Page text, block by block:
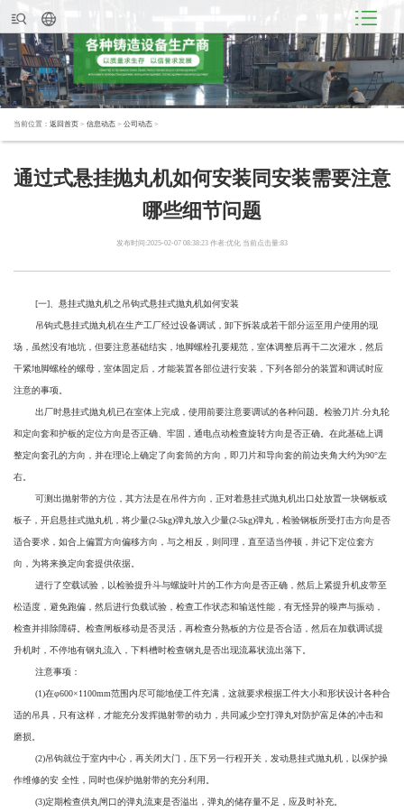
当前位置： 返回首页 > 信息动态 > 公司动态 >
通过式悬挂抛丸机如何安装同安装需要注意
哪些细节问题
发布时间:2025-02-07 08:38:23 作者:优化 当前点击量:83
[一]、悬挂式抛丸机之吊钩式悬挂式抛丸机如何安装
吊钩式悬挂式抛丸机在生产工厂经过设备调试，卸下拆装成若干部分运至用户使用的现
场，虽然没有地坑，但要注意基础结实，地脚螺栓孔要规范，室体调整后再干二次灌水，然后
干紧地脚螺栓的螺母，室体固定后，才能装置各部位进行安装，下列各部分的装置和调试时应
注意的事项。
出厂时悬挂式抛丸机已在室体上完成，使用前要注意要调试的各种问题。检验刀片.分丸轮
和定向套和护板的定位方向是否正确、牢固，通电点动检查旋转方向是否正确。在此基础上调
整定向套孔的方向，并在理论上确定了向套筒的方向，即刀片和导向套的前边夹角大约为90°左
右。
可测出抛射带的方位，其方法是在吊件方向，正对着悬挂式抛丸机出口处放置一块钢板或
板子，开启悬挂式抛丸机，将少量(2-5kg)弹丸放入少量(2-5kg)弹丸，检验钢板所受打击方向是否
适合要求，如合上偏置方向偏移方向，与之相反，则同理，直至适当停顿，并记下定位套方
向，为将来换定向套提供依据。
进行了空载试验，以检验提升斗与螺旋叶片的工作方向是否正确，然后上紧提升机皮带至
松适度，避免跑偏，然后进行负载试验，检查工作状态和输送性能，有无怪异的噪声与振动，
检查并排除障碍。检查闸板移动是否灵活，再检查分熟板的方位是否合适，然后在加载调试提
升机时，不停地有钢丸流入，下料槽时检查钢丸是否出现流幕状流出落下。
注意事项：
(1)在φ600×1100mm范围内尽可能地使工件充满，这就要求根据工件大小和形状设计各种合
适的吊具，只有这样，才能充分发挥抛射带的动力，共同减少空打弹丸对防护富足体的冲击和
磨损。
(2)吊钩就位于室内中心，再关闭大门，压下另一行程开关，发动悬挂式抛丸机，以保护操
作维修的安 全性，同时也保护抛射带的充分利用。
(3)定期检查供丸闸口的弹丸流束是否溢出，弹丸的储存量不足，应及时补充。